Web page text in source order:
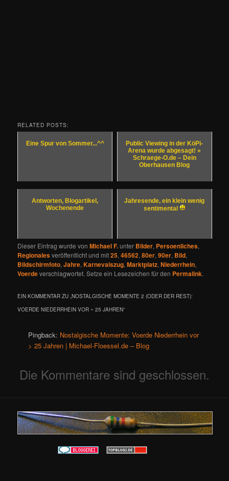
RELATED POSTS:
Eine Spur von Sommer...^^
Public Viewing in der KöPi-
Arena wurde abgesagt! »
Schraege-O.de – Dein
Oberhausen Blog
Antworten, Blogartikel,
Wochenende
Jahresende, ein klein wenig
sentimental
Dieser Eintrag wurde vonMichael F.unter Bilder, Persoenliches,
Regionalesveröffentlicht und mit25,46562,80er,90er, Bild,
Bildschirmfoto,Jahre,Karnevalszug,Marktplatz,Niederrhein,
Voerdeverschlagwortet. Setze ein Lesezeichen für den Permalink.
EIN KOMMENTAR ZU „NOSTALGISCHE MOMENTE 2 (ODER DER REST):
VOERDE NIEDERRHEIN VOR ~ 25 JAHREN“
Pingback: Nostalgische Momente: Voerde Niederrhein vor
> 25 Jahren | Michael-Floessel.de – Blog
Die Kommentare sind geschlossen.